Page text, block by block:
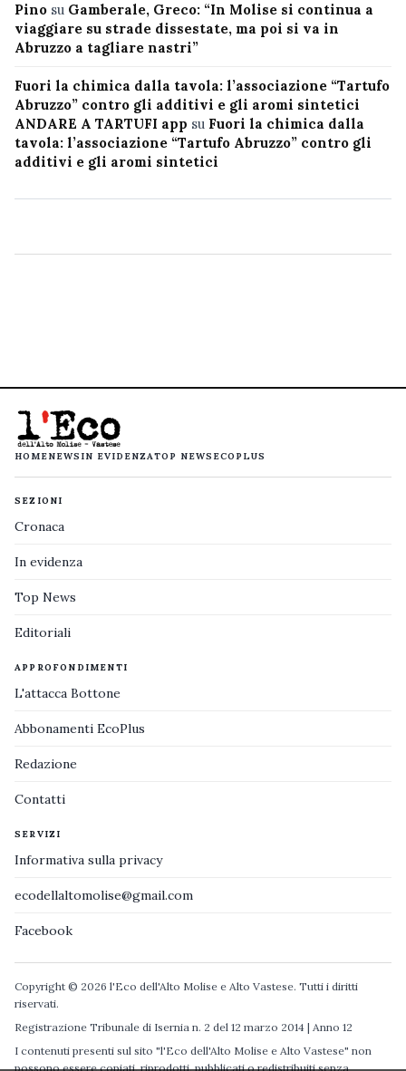
Pino su Gamberale, Greco: “In Molise si continua a
viaggiare su strade dissestate, ma poi si va in
Abruzzo a tagliare nastri”
Fuori la chimica dalla tavola: l’associazione “Tartufo
Abruzzo” contro gli additivi e gli aromi sintetici
ANDARE A TARTUFI app su Fuori la chimica dalla
tavola: l’associazione “Tartufo Abruzzo” contro gli
additivi e gli aromi sintetici
HOMENEWS IN EVIDENZATOP NEWS ECOPLUS
SEZIONI
Cronaca
In evidenza
Top News
Editoriali
APPROFONDIMENTI
L'attacca Bottone
Abbonamenti EcoPlus
Redazione
Contatti
SERVIZI
Informativa sulla privacy
ecodellaltomolise@gmail.com
Facebook
Copyright © 2026 l'Eco dell'Alto Molise e Alto Vastese. Tutti i diritti
riservati.
Registrazione Tribunale di Isernia n. 2 del 12 marzo 2014 | Anno 12
I contenuti presenti sul sito "l'Eco dell'Alto Molise e Alto Vastese" non
possono essere copiati, riprodotti, pubblicati o redistribuiti senza